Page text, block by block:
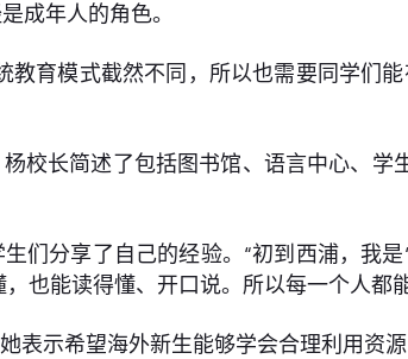
成年人的角色。
育模式截然不同，所以也需要同学们
校长简述了包括图书馆、语言中心、学
们分享了自己的经验。“初到西浦，我
也能读得懂、开口说。所以每一个人都
示希望海外新生能够学会合理利用资源